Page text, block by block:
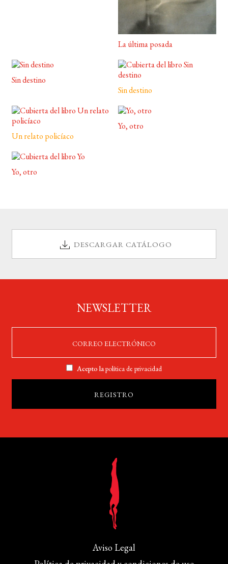
La última posada
Sin destino
Sin destino
Un relato policíaco
Yo, otro
Yo, otro
DESCARGAR CATÁLOGO
NEWSLETTER
Acepto lapolítica de privacidad
Aviso Legal